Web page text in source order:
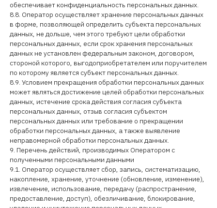
обеспечивает конфиденциальность персональных данных.
8.8. Оператор осуществляет хранение персональных данных
в форме, позволяющей определить субъекта персональных
данных, не дольше, чем этого требуют цели обработки
персональных данных, если срок хранения персональных
данных не установлен федеральным законом, договором,
стороной которого, выгодоприобретателем или поручителем
по которому является субъект персональных данных.
8.9. Условием прекращения обработки персональных данных
может являться достижение целей обработки персональных
данных, истечение срока действия согласия субъекта
персональных данных, отзыв согласия субъектом
персональных данных или требование о прекращении
обработки персональных данных, а также выявление
неправомерной обработки персональных данных.
9. Перечень действий, производимых Оператором с
полученными персональными данными
9.1. Оператор осуществляет сбор, запись, систематизацию,
накопление, хранение, уточнение (обновление, изменение),
извлечение, использование, передачу (распространение,
предоставление, доступ), обезличивание, блокирование,